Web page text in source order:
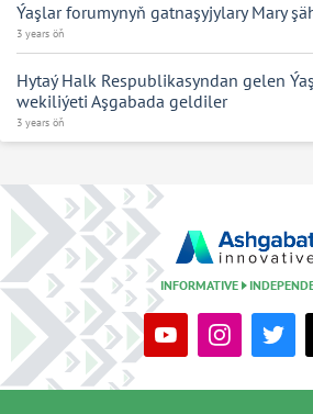
Ýaşlar forumynyň gatnaşyjylary Mary
3 years öň
Hytaý Halk Respublikasyndan gelen
wekiliýeti Aşgabada geldiler
3 years öň
INFORMATIVE